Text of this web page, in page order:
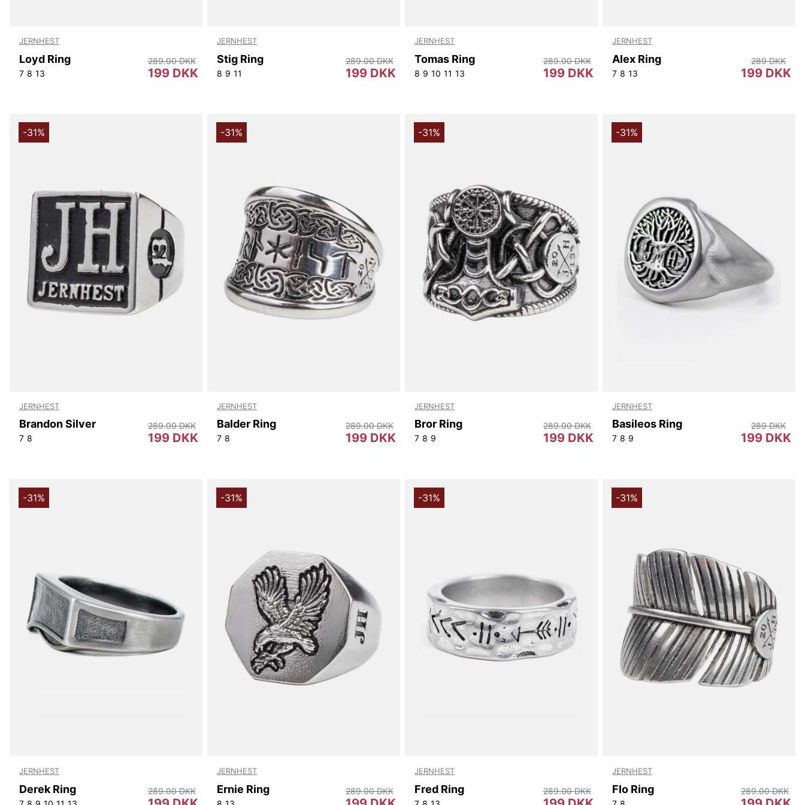
JERNHEST
Loyd Ring
7 8 13 199 DKK
289.00 DKK
JERNHEST
Stig Ring
8 9 11 199 DKK
289.00 DKK
JERNHEST
Tomas Ring
8 9 10 11 13 199 DKK
289.00 DKK
JERNHEST
Alex Ring
7 8 13 199 DKK
289 DKK
-31%
JERNHEST
Brandon Silver
7 8 199 DKK
289.00 DKK
-31%
JERNHEST
Balder Ring
7 8 199 DKK
289.00 DKK
-31%
JERNHEST
Bror Ring
7 8 9 199 DKK
289.00 DKK
-31%
JERNHEST
Basileos Ring
7 8 9 199 DKK
289 DKK
-31%
JERNHEST
Derek Ring 289.00 DKK
-31%
JERNHEST
Ernie Ring 289.00 DKK
-31%
JERNHEST
Fred Ring 289.00 DKK
-31%
JERNHEST
Flo Ring 289.00 DKK